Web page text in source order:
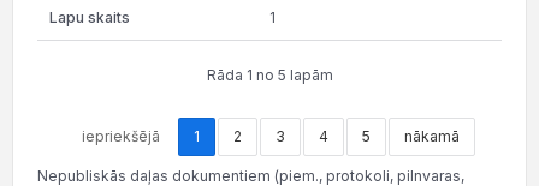
1
Rāda 1 no 5 lapām
iepriekšējā 1 2 3 4 5 nākamā
Nepubliskās daļas dokumentiem (piem., protokoli, pilnvaras,